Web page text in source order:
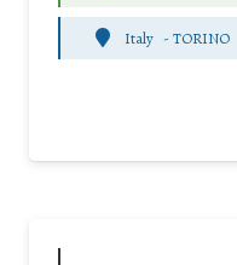
Italy - TORINO